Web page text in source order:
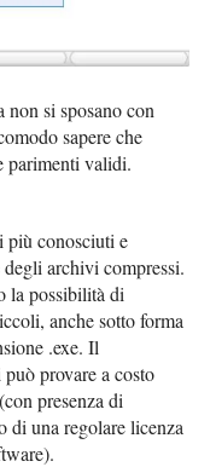
si sposano con
sapere che
parimenti validi.
più conosciuti e
archivi compressi.
la possibilità di
anche sotto forma
.exe. Il
provare a costo
presenza di
di una regolare licenza